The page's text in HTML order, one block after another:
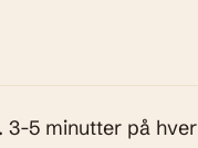
3-5 minutter på hver